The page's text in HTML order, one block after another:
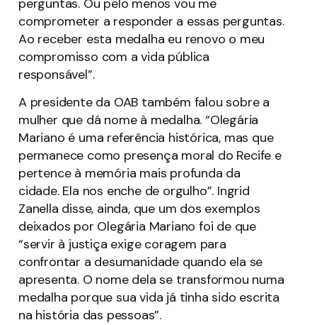
comprometer a responder a essas perguntas.
Ao receber esta medalha eu renovo o meu
compromisso com a vida pública
responsável”.
A presidente da OAB também falou sobre a
mulher que dá nome à medalha. “Olegária
Mariano é uma referência histórica, mas que
permanece como presença moral do Recife e
pertence à memória mais profunda da
cidade. Ela nos enche de orgulho”. Ingrid
Zanella disse, ainda, que um dos exemplos
deixados por Olegária Mariano foi de que
“servir à justiça exige coragem para
confrontar a desumanidade quando ela se
apresenta. O nome dela se transformou numa
medalha porque sua vida já tinha sido escrita
na história das pessoas”.